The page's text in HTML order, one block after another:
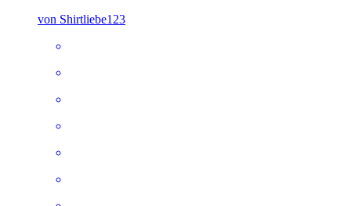
von Shirtliebe123